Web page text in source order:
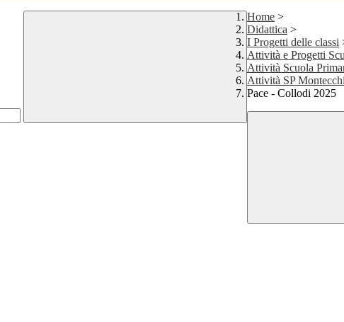
Home >
Didattica >
I Progetti delle classi
Attività e Progetti
Attività Scuola
Attività SP
Pace - Collodi 2025